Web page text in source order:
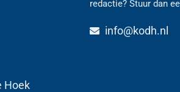
Hoek
redactie? Stuur dan
info@kodh.nl